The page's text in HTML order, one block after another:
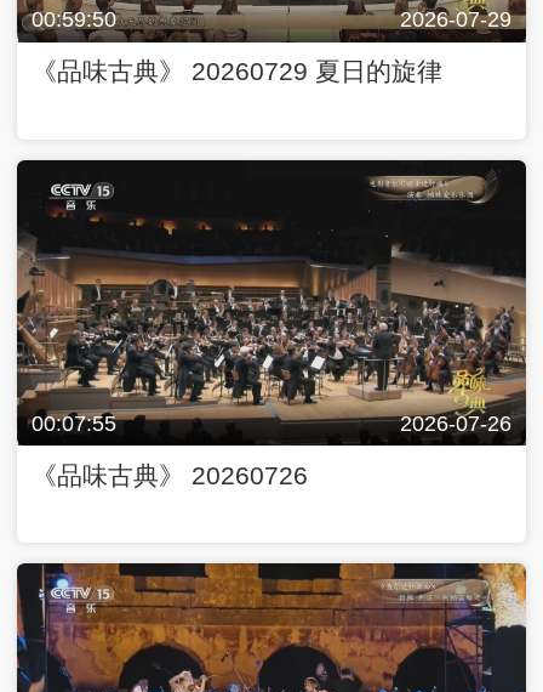
00:59:50 2026-07-29
《品味古典》 20260729 夏日的旋律
00:07:55 2026-07-26
《品味古典》 20260726